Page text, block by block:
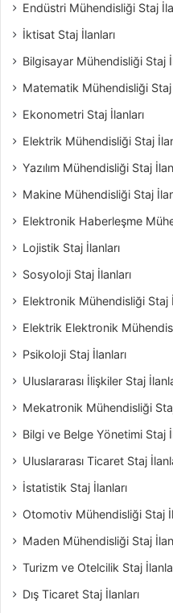
Endüstri Mühendisliği Staj
İktisat Staj İlanları
Bilgisayar Mühendisliği Staj
Matematik Mühendisliği Staj
Ekonometri Staj İlanları
Elektrik Mühendisliği Staj
Yazılım Mühendisliği Staj
Makine Mühendisliği Staj
Elektronik Haberleşme
Lojistik Staj İlanları
Sosyoloji Staj İlanları
Elektronik Mühendisliği Staj
Elektrik Elektronik
Psikoloji Staj İlanları
Uluslararası İlişkiler Staj
Mekatronik Mühendisliği
Bilgi ve Belge Yönetimi Staj
Uluslararası Ticaret Staj
İstatistik Staj İlanları
Otomotiv Mühendisliği Staj
Maden Mühendisliği Staj
Turizm ve Otelcilik Staj
Dış Ticaret Staj İlanları